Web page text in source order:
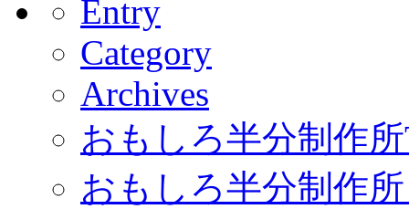
Entry
Category
Archives
おもしろ半分制作
おもしろ半分制作